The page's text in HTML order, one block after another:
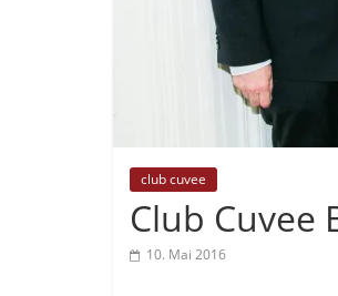
club cuvee
Club Cuvee
10. Mai 2016